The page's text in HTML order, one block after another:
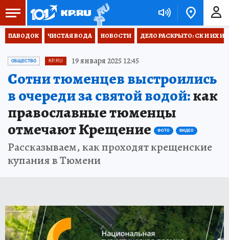
ПАВОДОК ЧИСТАЯ ВОДА НОВОСТИ ДЕЛО РАСКРЫТО: СК И ИХ
ОБЩЕСТВО KP.RU 19 января 2025 12:45
Сотни тюменцев выстроились
в очереди за святой водой:как
православные тюменцы
отмечают Крещение
ФОТО ВИДЕО
Рассказываем, как проходят крещенские
купания в Тюмени